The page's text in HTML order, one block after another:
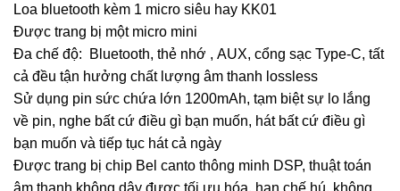
Loa bluetooth kèm 1 micro siêu hay KK01
Được trang bị một micro mini
Đa chế độ: Bluetooth, thẻ nhớ , AUX, cổng sạc Type-C, tất
cả đều tận hưởng chất lượng âm thanh lossless
Sử dụng pin sức chứa lớn 1200mAh, tạm biệt sự lo lắng
về pin, nghe bất cứ điều gì bạn muốn, hát bất cứ điều gì
bạn muốn và tiếp tục hát cả ngày
Được trang bị chip Bel canto thông minh DSP, thuật toán
âm thanh không dây được tối ưu hóa, hạn chế hú, không